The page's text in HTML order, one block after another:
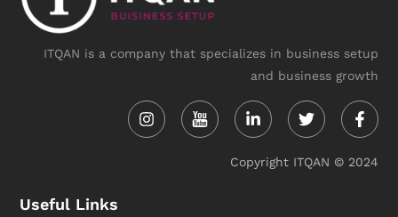
ITQAN is a company that specializes in business setup
and business growth
in f
Copyright ITQAN © 2024
Useful Links